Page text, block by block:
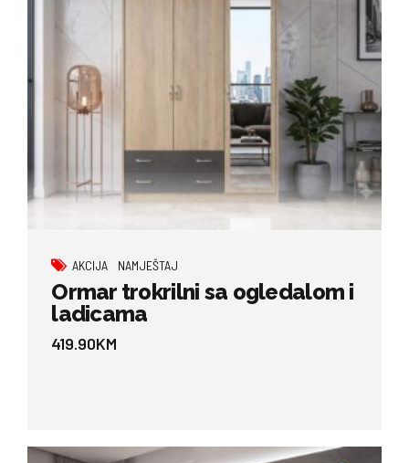
AKCIJA NAMJEŠTAJ
Ormar trokrilni sa ogledalom i
ladicama
419.90KM